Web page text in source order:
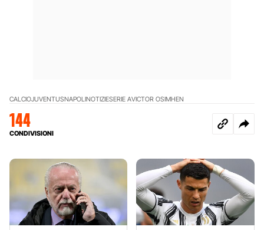
CALCIOJUVENTUSNAPOLINOTIZIESERIE AVICTOR OSIMHEN
144
CONDIVISIONI